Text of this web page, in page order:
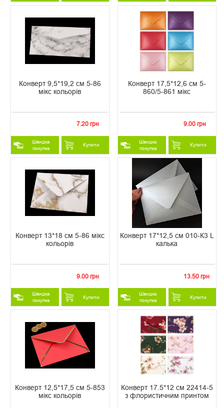
Конверт 9,5*19,2 см 5-86
мікс кольорів
7.20 грн
Швидка
покупка
Купити
Конверт 17,5*12,6 см 5-
860/5-861 мікс
9.00 грн
Швидка
покупка
Купити
Конверт 13*18 см 5-86 мікс
кольорів
9.00 грн
Швидка
покупка
Купити
Конверт 17*12,5 см 010-К3 L
калька
13.50 грн
Швидка
покупка
Купити
Конверт 12,5*17,5 см 5-853
мікс кольорів
Конверт 17.5*12 см 22414-5
з флористичним принтом